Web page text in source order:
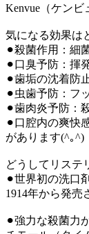
Kenvue（ケン
気になる効果は
⚫︎殺菌作用：細
⚫︎口臭予防：揮
⚫︎歯垢の沈着防
⚫︎虫歯予防：フ
⚫︎歯肉炎予防：
⚫︎口腔内の爽快
があります(^｡^)
どうしてリステ
⚫︎世界初の洗口
1914年から発売
⚫︎強力な殺菌力